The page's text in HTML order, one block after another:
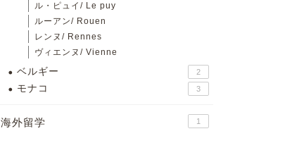
ル・ピュイ/ Le puy
ルーアン/ Rouen
レンヌ/ Rennes
ヴィエンヌ/ Vienne
ベルギー 2
モナコ 3
海外留学 1